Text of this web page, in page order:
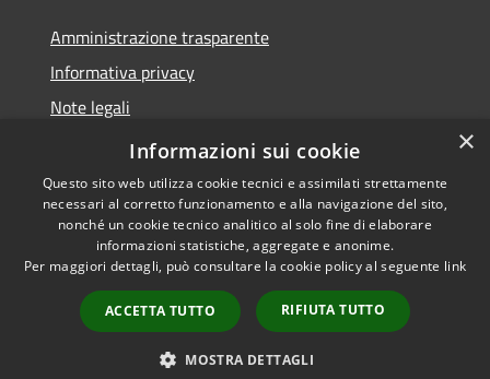
Amministrazione trasparente
Informativa privacy
Note legali
Dichiarazione di accessibilità
Accessibilità
Copyright © 2026 • Comune di
Grezzana • Powered by
Municipium•
Accesso
redazione
×
Informazioni sui cookie
Questo sito web utilizza cookie tecnici e assimilati strettamente
necessari al corretto funzionamento e alla navigazione del sito,
nonché un cookie tecnico analitico al solo fine di elaborare
informazioni statistiche, aggregate e anonime.
Per maggiori dettagli, può consultare la cookie policy al seguente link
ACCETTA TUTTO RIFIUTA TUTTO
MOSTRA DETTAGLI